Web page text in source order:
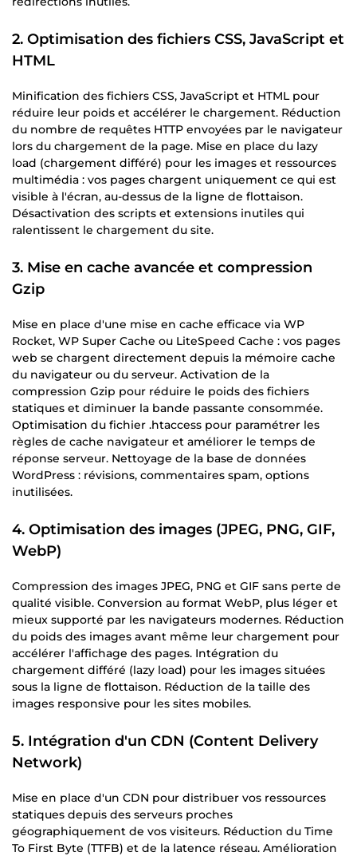
2. Optimisation des fichiers CSS, JavaScript et
HTML
Minification des fichiers CSS, JavaScript et HTML pour
réduire leur poids et accélérer le chargement. Réduction
du nombre de requêtes HTTP envoyées par le navigateur
lors du chargement de la page. Mise en place du lazy
load (chargement différé) pour les images et ressources
multimédia : vos pages chargent uniquement ce qui est
visible à l'écran, au-dessus de la ligne de flottaison.
Désactivation des scripts et extensions inutiles qui
ralentissent le chargement du site.
3. Mise en cache avancée et compression
Gzip
Mise en place d'une mise en cache efficace via WP
Rocket, WP Super Cache ou LiteSpeed Cache : vos pages
web se chargent directement depuis la mémoire cache
du navigateur ou du serveur. Activation de la
compression Gzip pour réduire le poids des fichiers
statiques et diminuer la bande passante consommée.
Optimisation du fichier .htaccess pour paramétrer les
règles de cache navigateur et améliorer le temps de
réponse serveur. Nettoyage de la base de données
WordPress : révisions, commentaires spam, options
inutilisées.
4. Optimisation des images (JPEG, PNG, GIF,
WebP)
Compression des images JPEG, PNG et GIF sans perte de
qualité visible. Conversion au format WebP, plus léger et
mieux supporté par les navigateurs modernes. Réduction
du poids des images avant même leur chargement pour
accélérer l'affichage des pages. Intégration du
chargement différé (lazy load) pour les images situées
sous la ligne de flottaison. Réduction de la taille des
images responsive pour les sites mobiles.
5. Intégration d'un CDN (Content Delivery
Network)
Mise en place d'un CDN pour distribuer vos ressources
statiques depuis des serveurs proches
géographiquement de vos visiteurs. Réduction du Time
To First Byte (TTFB) et de la latence réseau. Amélioration